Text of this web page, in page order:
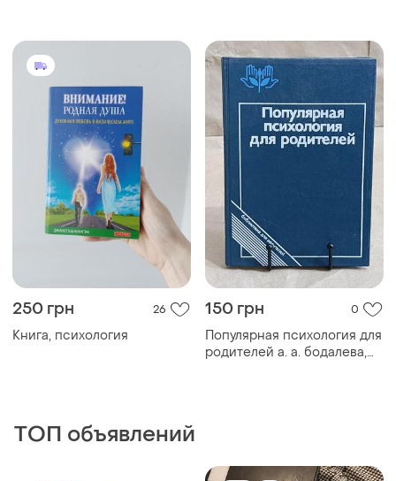
психология эмоций,
мотивы и мотивация,
психология общих
способностей,
органическая психология
250 грн 26
Книга, психология
150 грн 0
Популярная психология для
родителей а. а. бодалевa,
ТОП объявлений